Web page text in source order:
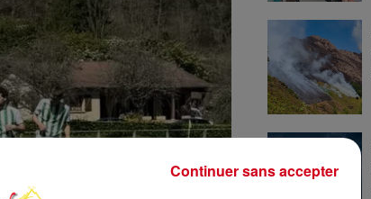
Continuer sans accepter